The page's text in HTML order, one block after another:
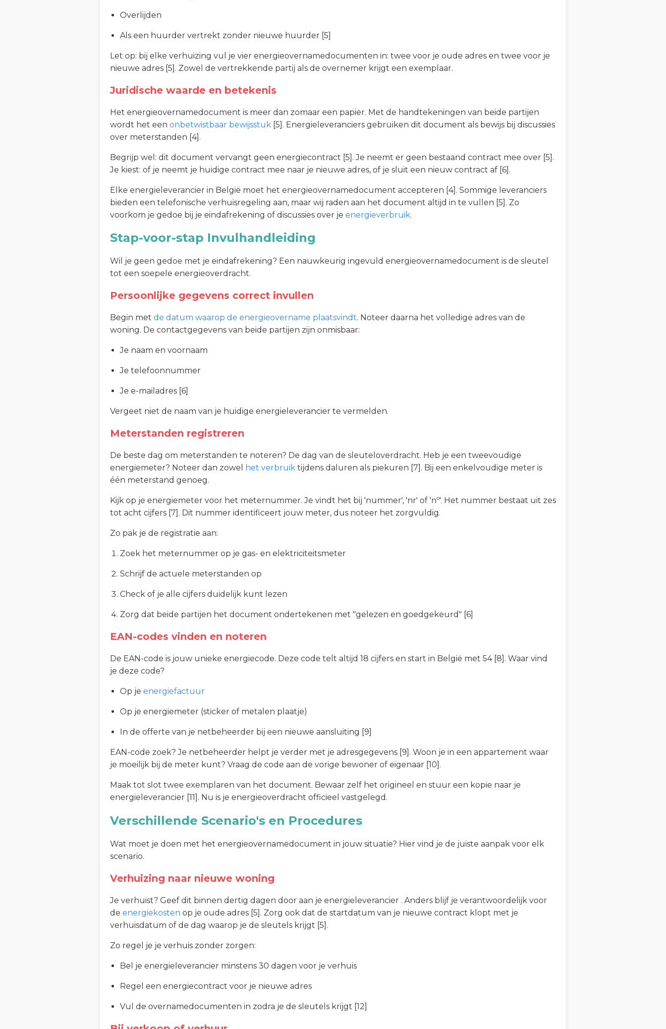
Overlijden
Als een huurder vertrekt zonder nieuwe huurder [5]
Let op: bij elke verhuizing vul je vier energieovernamedocumenten in: twee voor je oude adres en twee voor je
nieuwe adres [5]. Zowel de vertrekkende partij als de overnemer krijgt een exemplaar.
Juridische waarde en betekenis
Het energieovernamedocument is meer dan zomaar een papier. Met de handtekeningen van beide partijen
wordt het een onbetwistbaar bewijsstuk [5]. Energieleveranciers gebruiken dit document als bewijs bij discussies
over meterstanden [4].
Begrijp wel: dit document vervangt geen energiecontract [5]. Je neemt er geen bestaand contract mee over [5].
Je kiest: of je neemt je huidige contract mee naar je nieuwe adres, of je sluit een nieuw contract af [6].
Elke energieleverancier in België moet het energieovernamedocument accepteren [4]. Sommige leveranciers
bieden een telefonische verhuisregeling aan, maar wij raden aan het document altijd in te vullen [5]. Zo
voorkom je gedoe bij je eindafrekening of discussies over je energieverbruik.
Stap-voor-stap Invulhandleiding
Wil je geen gedoe met je eindafrekening? Een nauwkeurig ingevuld energieovernamedocument is de sleutel
tot een soepele energieoverdracht.
Persoonlijke gegevens correct invullen
Begin met de datum waarop de energieovername plaatsvindt. Noteer daarna het volledige adres van de
woning. De contactgegevens van beide partijen zijn onmisbaar:
Je naam en voornaam
Je telefoonnummer
Je e-mailadres [6]
Vergeet niet de naam van je huidige energieleverancier te vermelden.
Meterstanden registreren
De beste dag om meterstanden te noteren? De dag van de sleuteloverdracht. Heb je een tweevoudige
energiemeter? Noteer dan zowel
het verbruik tijdens daluren als piekuren [7]. Bij een enkelvoudige meter is
één meterstand genoeg.
Kijk op je energiemeter voor het meternummer. Je vindt het bij 'nummer', 'nr' of 'nº'. Het nummer bestaat uit zes
tot acht cijfers [7]. Dit nummer identificeert jouw meter, dus noteer het zorgvuldig.
Zo pak je de registratie aan:
Zoek het meternummer op je gas- en elektriciteitsmeter
Schrijf de actuele meterstanden op
Check of je alle cijfers duidelijk kunt lezen
Zorg dat beide partijen het document ondertekenen met "gelezen en goedgekeurd" [6]
EAN-codes vinden en noteren
De EAN-code is jouw unieke energiecode. Deze code telt altijd 18 cijfers en start in België met 54 [8]. Waar vind
je deze code?
Op je energiefactuur
Op je energiemeter (sticker of metalen plaatje)
In de offerte van je netbeheerder bij een nieuwe aansluiting [9]
EAN-code zoek? Je netbeheerder helpt je verder met je adresgegevens [9]. Woon je in een appartement waar
je moeilijk bij de meter kunt? Vraag de code aan de vorige bewoner of eigenaar [10].
Maak tot slot twee exemplaren van het document. Bewaar zelf het origineel en stuur een kopie naar je
energieleverancier [11]. Nu is je energieoverdracht officieel vastgelegd.
Verschillende Scenario's en Procedures
Wat moet je doen met het energieovernamedocument in jouw situatie? Hier vind je de juiste aanpak voor elk
scenario.
Verhuizing naar nieuwe woning
Je verhuist? Geef dit binnen dertig dagen door aan je energieleverancier . Anders blijf je verantwoordelijk voor
de energiekosten op je oude adres [5]. Zorg ook dat de startdatum van je nieuwe contract klopt met je
verhuisdatum of de dag waarop je de sleutels krijgt [5].
Zo regel je je verhuis zonder zorgen:
Bel je energieleverancier minstens 30 dagen voor je verhuis
Regel een energiecontract voor je nieuwe adres
Vul de overnamedocumenten in zodra je de sleutels krijgt [12]